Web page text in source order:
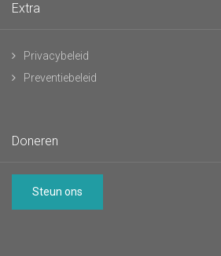
Extra
Privacybeleid
Preventiebeleid
Doneren
Steun ons